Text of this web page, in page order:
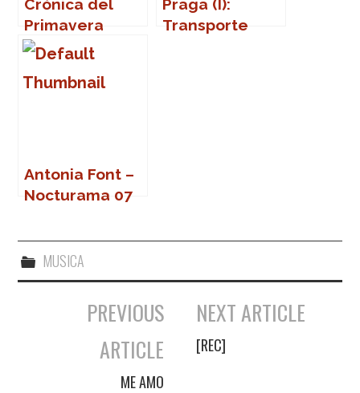
Crónica del
Primavera
Sound 2007
Praga (I):
Transporte
Antonia Font –
Nocturama 07
MUSICA
Navegación de entradas
PREVIOUS
ARTICLE
ME AMO
NEXT ARTICLE
[REC]